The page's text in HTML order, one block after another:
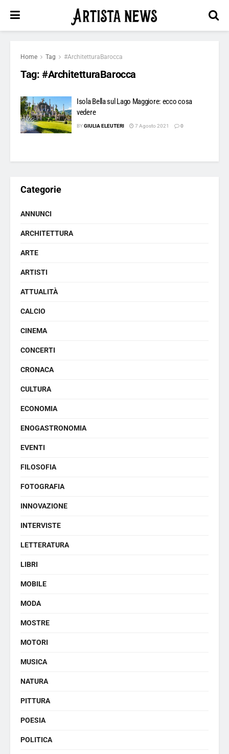
Home Tag #ArchitetturaBarocca
Tag: #ArchitetturaBarocca
Isola Bella sul Lago Maggiore: ecco cosa
vedere
BYGIULIA ELEUTERI 7 Agosto 2021 0
Categorie
ANNUNCI
ARCHITETTURA
ARTE
ARTISTI
ATTUALITÀ
CALCIO
CINEMA
CONCERTI
CRONACA
CULTURA
ECONOMIA
ENOGASTRONOMIA
EVENTI
FILOSOFIA
FOTOGRAFIA
INNOVAZIONE
INTERVISTE
LETTERATURA
LIBRI
MOBILE
MODA
MOSTRE
MOTORI
MUSICA
NATURA
PITTURA
POESIA
POLITICA